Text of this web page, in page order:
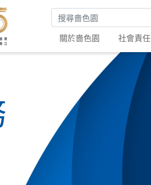
搜尋關鍵字
關於嗇色園
社會責任